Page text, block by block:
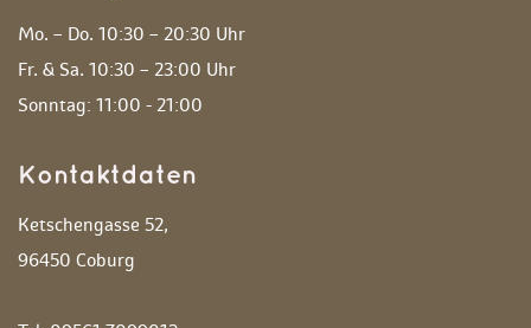
Mo. – Do. 10:30 – 20:30 Uhr
Fr. & Sa. 10:30 – 23:00 Uhr
Sonntag: 11:00 - 21:00
Kontaktdaten
Ketschengasse 52,
96450 Coburg